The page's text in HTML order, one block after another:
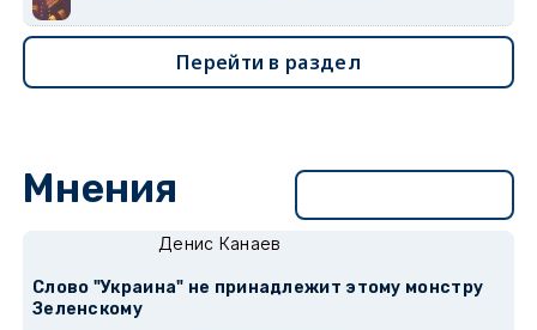
Перейти в раздел
Мнения
Денис Канаев
Слово "Украина" не принадлежит этому монстру
Зеленскому